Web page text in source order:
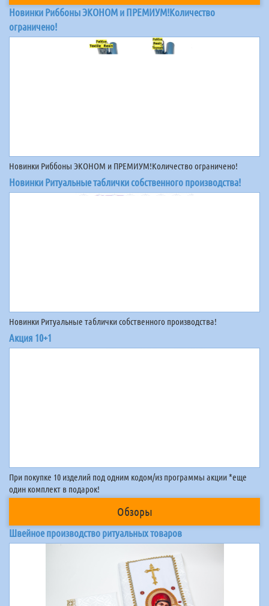
Новинки Риббоны ЭКОНОМ и ПРЕМИУМ!Количество
ограничено!
Новинки Риббоны ЭКОНОМ и ПРЕМИУМ!Количество ограничено!
Новинки Ритуальные таблички собственного производства!
Новинки Ритуальные таблички собственного производства!
Акция 10+1
При покупке 10 изделий под одним кодом/из программы акции *еще
один комплект в подарок!
Обзоры
Швейное производство ритуальных товаров